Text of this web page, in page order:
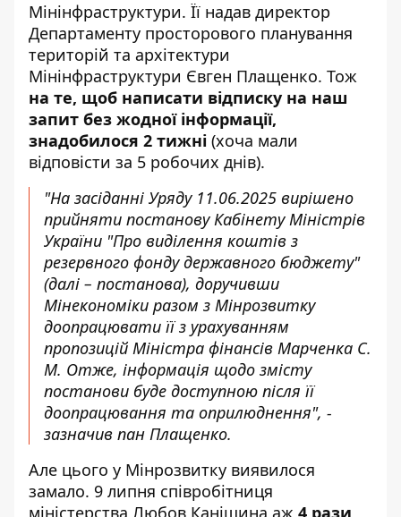
Мінінфраструктури. Її надав директор
Департаменту просторового планування
територій та архітектури
Мінінфраструктури Євген Плащенко. Тож
на те, щоб написати відписку на наш
запит без жодної інформації,
знадобилося 2 тижні (хоча мали
відповісти за 5 робочих днів).
"На засіданні Уряду 11.06.2025 вирішено
прийняти постанову Кабінету Міністрів
України "Про виділення коштів з
резервного фонду державного бюджету"
(далі – постанова), доручивши
Мінекономіки разом з Мінрозвитку
доопрацювати її з урахуванням
пропозицій Міністра фінансів Марченка С.
М. Отже, інформація щодо змісту
постанови буде доступною після її
доопрацювання та оприлюднення", -
зазначив пан Плащенко.
Але цього у Мінрозвитку виявилося
замало. 9 липня співробітниця
міністерства Любов Канішина аж 4 рази